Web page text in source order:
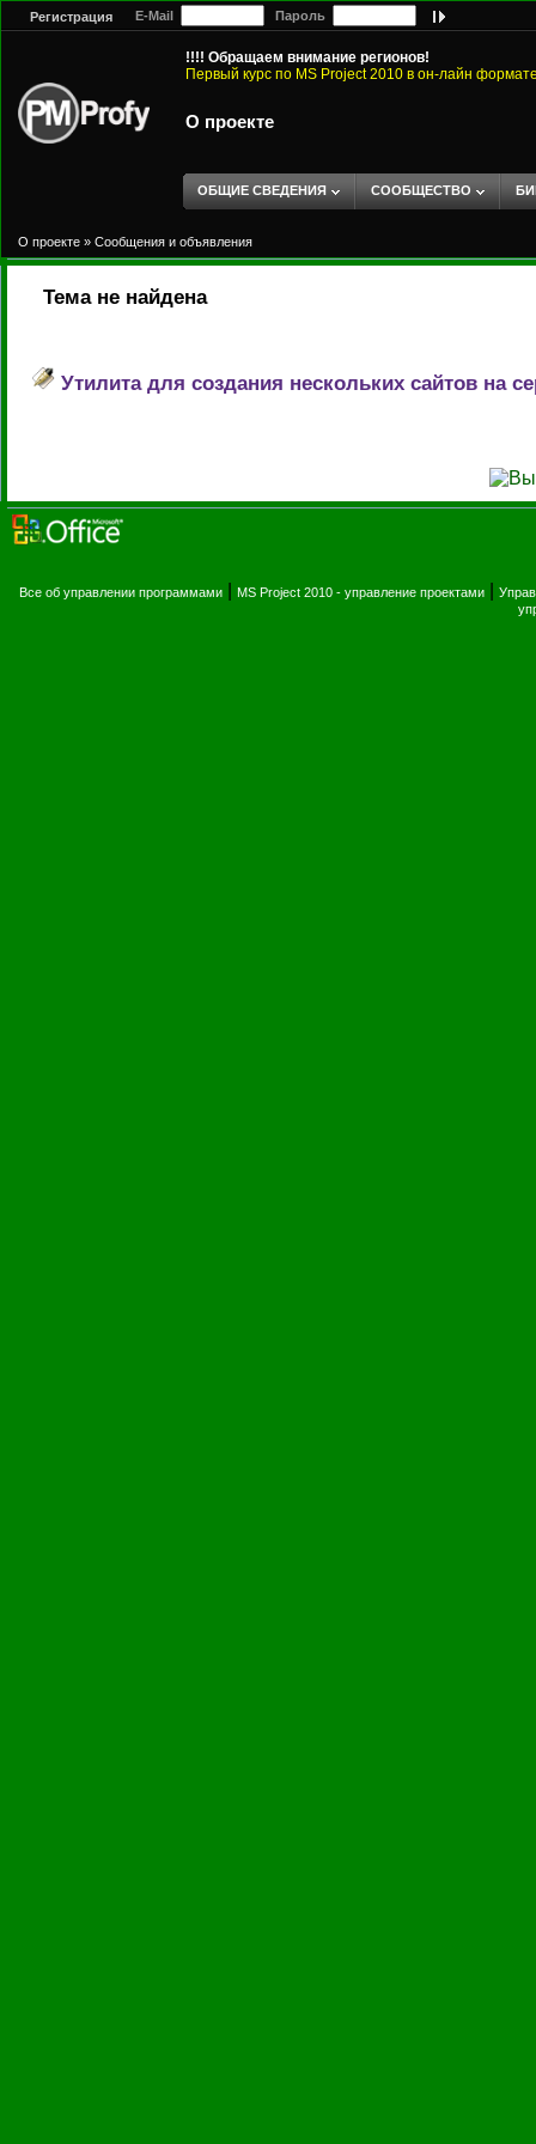
Регистрация E-Mail Пароль
!!!! Обращаем внимание регионов!
Первый курс по MS Project 2010 в он-лайн
О проекте
ОБЩИЕ СВЕДЕНИЯ СООБЩЕСТВО
О проекте » Сообщения и объявления
Тема не найдена
Утилита для создания нескольких сайтов на
Все об управлении программами MS Project 2010 - управление проектами